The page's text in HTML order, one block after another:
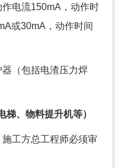
作电流150mA ，动作时
或30mA ，动作时间
（包括电渣压力焊
、物料提升机等）
工方总工程师必须审